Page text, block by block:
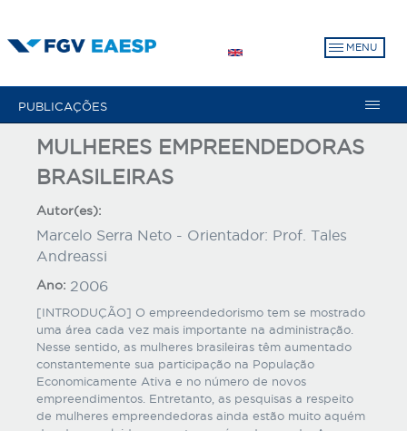
para
MENU
PUBLICAÇÕES
MULHERES EMPREENDEDORAS
BRASILEIRAS
Autor(es):
Marcelo Serra Neto - Orientador: Prof. Tales
Andreassi
Ano: 2006
[INTRODUÇÃO] O empreendedorismo tem se mostrado
uma área cada vez mais importante na administração.
Nesse sentido, as mulheres brasileiras têm aumentado
constantemente sua participação na População
Economicamente Ativa e no número de novos
empreendimentos. Entretanto, as pesquisas a respeito
de mulheres empreendedoras ainda estão muito aquém